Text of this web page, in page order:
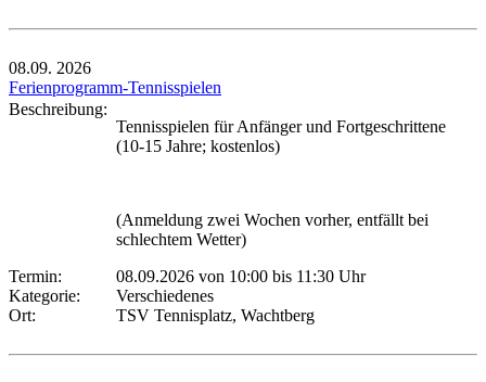
08.09. 2026
Ferienprogramm-Tennisspielen
Beschreibung:
Tennisspielen für Anfänger und Fortgeschrittene
(10-15 Jahre; kostenlos)
(Anmeldung zwei Wochen vorher, entfällt bei
schlechtem Wetter)
Termin:
08.09.2026 von 10:00 bis 11:30 Uhr
Kategorie:
Verschiedenes
Ort:
TSV Tennisplatz, Wachtberg